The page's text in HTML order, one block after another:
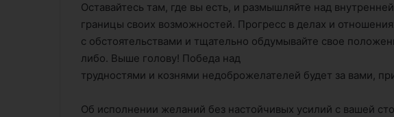
Оставайтесь там, где вы есть, и размышляйте над
границы своих возможностей. Прогресс в делах и
с обстоятельствами и тщательно обдумывайте свое
либо. Выше голову! Победа над
трудностями и кознями недоброжелателей будет за вами,
Об исполнении желаний без настойчивых усилий с вашей